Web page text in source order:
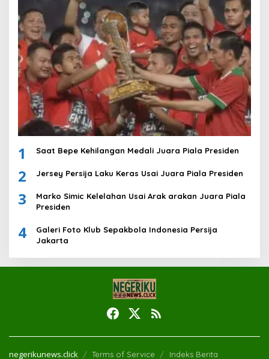
1 Saat Bepe Kehilangan Medali Juara Piala Presiden
2 Jersey Persija Laku Keras Usai Juara Piala Presiden
3
Marko Simic Kelelahan Usai Arak arakan Juara Piala
Presiden
4
Galeri Foto Klub Sepakbola Indonesia Persija
Jakarta
negerikunews.click Terms of Service Indeks Berita